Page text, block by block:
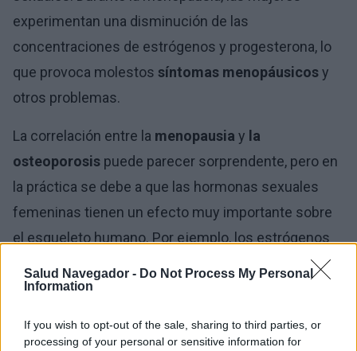
Salud Navegador - Do Not Process My Personal
Information
If you wish to opt-out of the sale, sharing to third parties, or
processing of your personal or sensitive information for
experimentan una disminución de las
concentraciones de estrógenos y progesterona, lo
que provoca molestos síntomas menopáusicosy
otros problemas.
La correlación entre la menopausia y la
osteoporosis puede parecer sorprendente, pero en
la práctica se debe a que las hormonas sexuales
femeninas tienen un efecto muy importante sobre
el esqueleto humano. Por ejemplo, los estrógenos
regulan la función de las células implicadas en los
procesos de reconstrucción y reabsorción ósea,
osteoblastos- cuando disminuye la concentración